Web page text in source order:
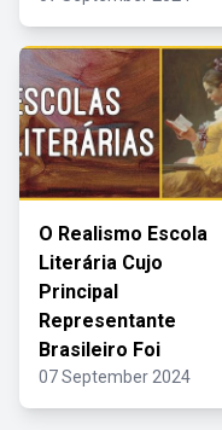
O Realismo Escola
Literária Cujo
Principal
Representante
Brasileiro Foi
07 September 2024